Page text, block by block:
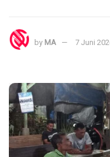
by MA 7 Juni